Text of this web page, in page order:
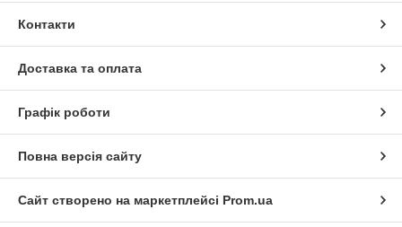
Контакти
Доставка та оплата
Графік роботи
Повна версія сайту
Сайт створено на маркетплейсі Prom.ua